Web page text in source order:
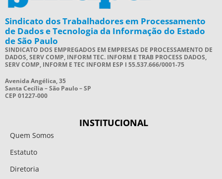
Sindicato dos Trabalhadores em Processamento
de Dados e Tecnologia da Informação do Estado
de São Paulo
SINDICATO DOS EMPREGADOS EM EMPRESAS DE PROCESSAMENTO DE
DADOS, SERV COMP, INFORM TEC. INFORM E TRAB PROCESS DADOS,
SERV COMP, INFORM E TEC INFORM ESP I 55.537.666/0001-75
Avenida Angélica, 35
Santa Cecília – São Paulo – SP
CEP 01227-000
INSTITUCIONAL
Quem Somos
Estatuto
Diretoria